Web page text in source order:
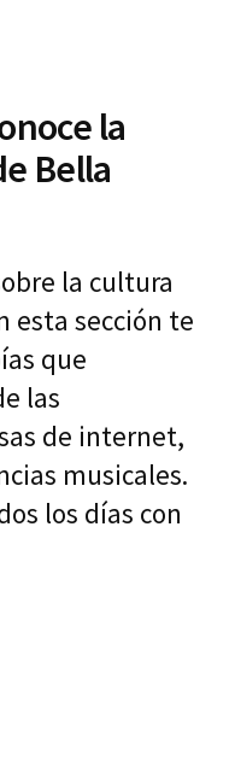
la
Bella
la cultura
esta sección te
que
las
de internet,
musicales.
los días con